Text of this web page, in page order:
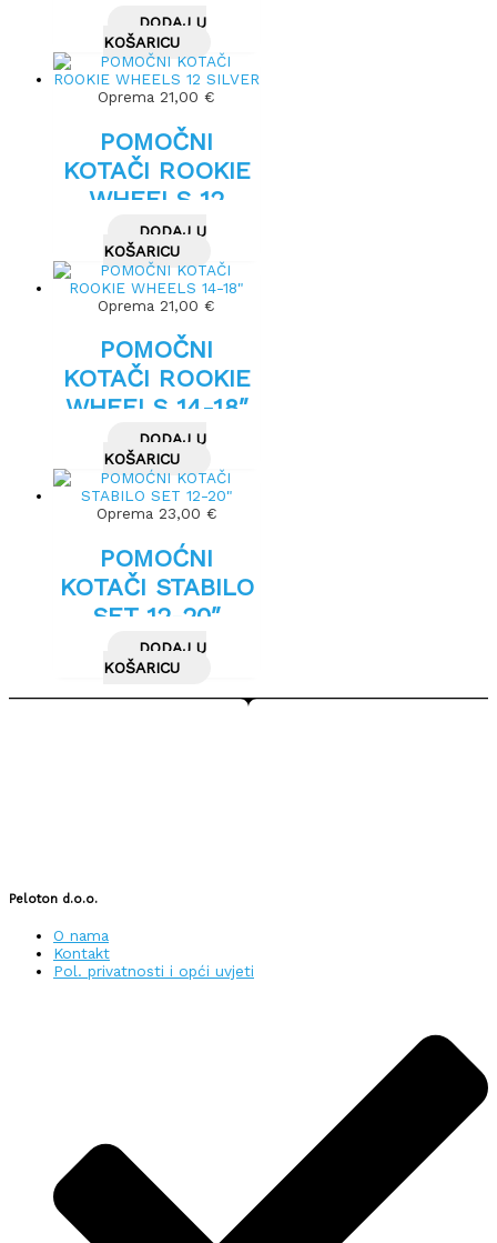
DODAJ U
KOŠARICU
Oprema 21,00 €
POMOČNI
KOTAČI ROOKIE
WHEELS 12
SILVER
DODAJ U
KOŠARICU
Oprema 21,00 €
POMOČNI
KOTAČI ROOKIE
WHEELS 14-18″
DODAJ U
KOŠARICU
Oprema 23,00 €
POMOĆNI
KOTAČI STABILO
SET 12-20″
DODAJ U
KOŠARICU
Peloton d.o.o.
O nama
Kontakt
Pol. privatnosti i opći uvjeti